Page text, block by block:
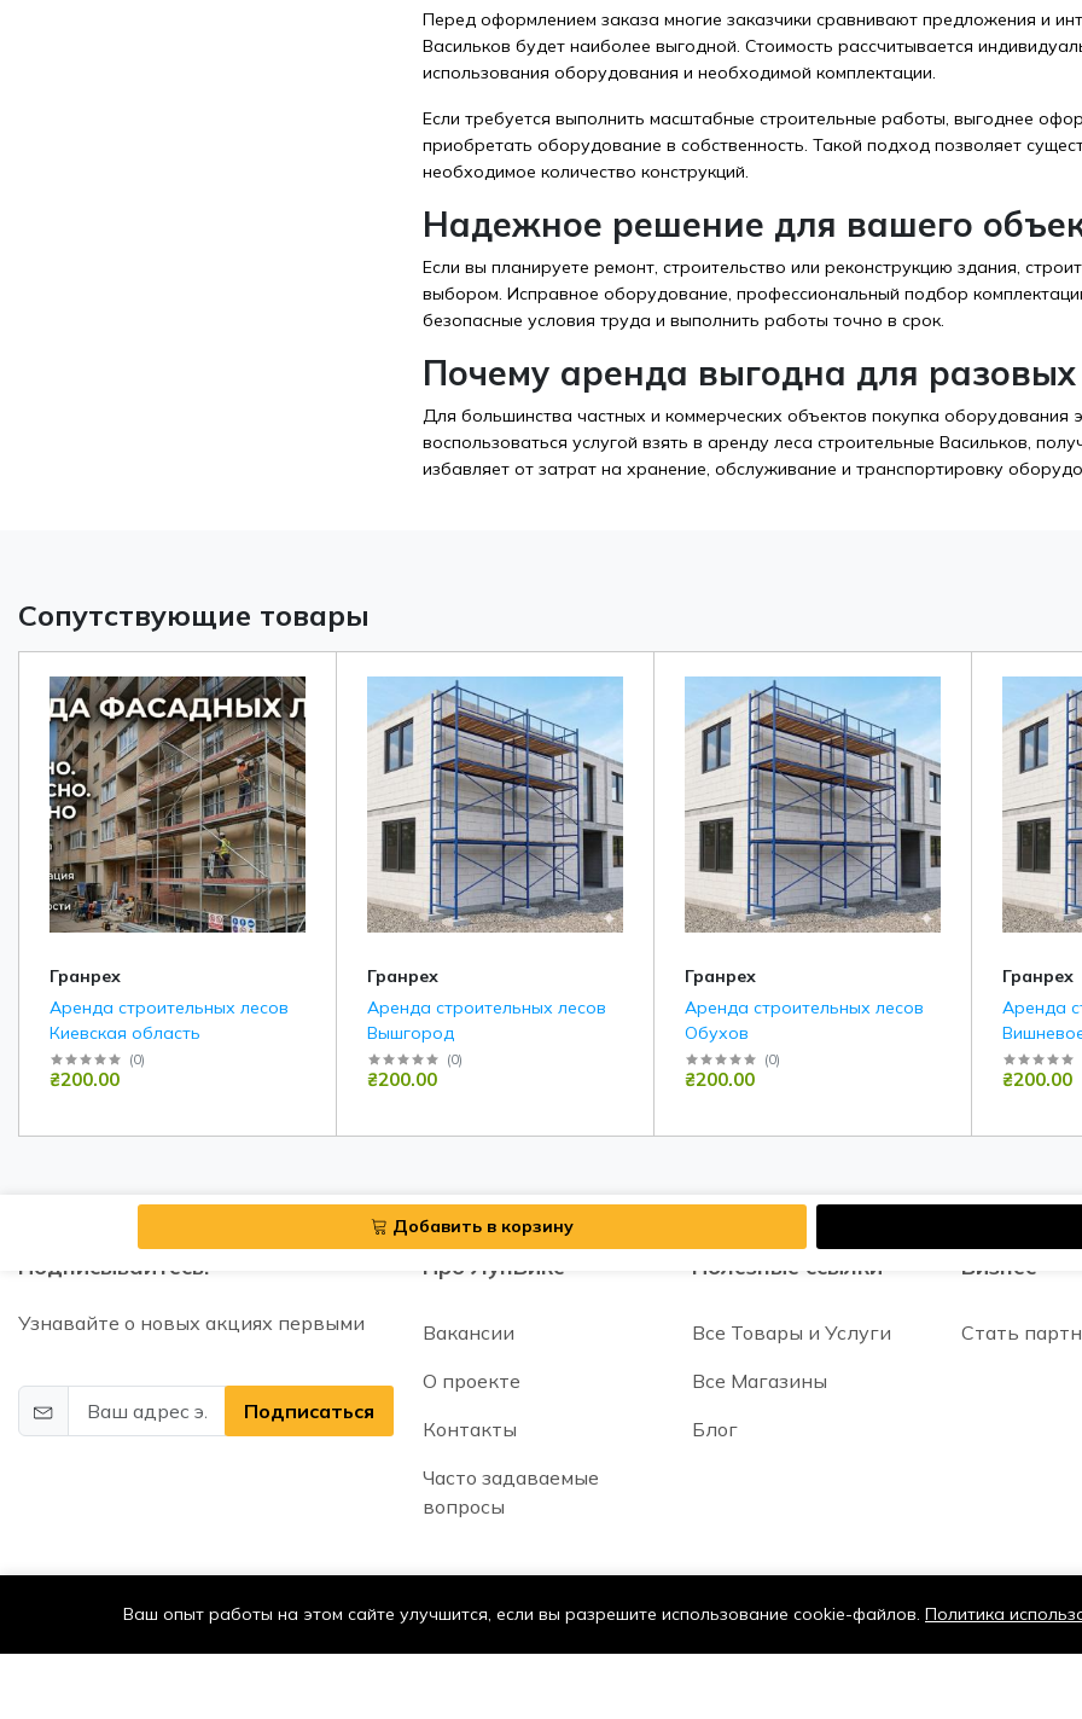
Перед оформлением заказа многие заказчики сравнивают предложения и
Васильков будет наиболее выгодной. Стоимость рассчитывается
использования оборудования и необходимой комплектации.
Если требуется выполнить масштабные строительные работы, выгоднее
приобретать оборудование в собственность. Такой подход позволяет
необходимое количество конструкций.
Надежное решение для вашего
Если вы планируете ремонт, строительство или реконструкцию здания,
выбором. Исправное оборудование, профессиональный подбор
безопасные условия труда и выполнить работы точно в срок.
Почему аренда выгодна для разовых
Для большинства частных и коммерческих объектов покупка оборудования
воспользоваться услугой взять в аренду леса строительные Васильков,
избавляет от затрат на хранение, обслуживание и транспортировку
Сопутствующие товары
Гранрех
Аренда строительных лесов
Киевская область
(0)
₴200.00
Гранрех
Аренда строительных лесов
Вышгород
(0)
₴200.00
Гранрех
Аренда строительных лесов
Обухов
(0)
₴200.00
Гранрех
Аренда
₴200.00
Добавить в корзину
Подписывайтесь!
Узнавайте о новых акциях первыми
Подписаться
Про ЛунБикс
Вакансии
О проекте
Контакты
Часто задаваемые
вопросы
Полезные ссылки
Все Товары и Услуги
Все Магазины
Блог
Бизнес
Стать
Ваш опыт работы на этом сайте улучшится, если вы разрешите использование cookie-файлов. Политика